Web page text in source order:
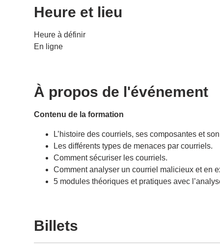
Heure et lieu
Heure à définir
En ligne
À propos de l'événement
Contenu de la formation
L’histoire des courriels, ses composantes et
Les différents types de menaces par courriels.
Comment sécuriser les courriels.
Comment analyser un courriel malicieux et en
5 modules théoriques et pratiques avec
Billets